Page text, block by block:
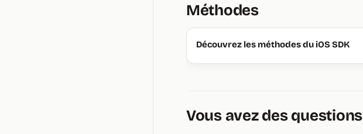
Méthodes
Découvrez les méthodes du iOS SDK
Vous avez des questions